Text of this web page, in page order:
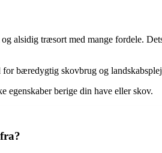
alsidig træsort med mange fordele.
bæredygtig skovbrug og
egenskaber berige din have eller skov.